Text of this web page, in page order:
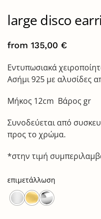
large disco
from 135,00 €
Εντυπωσιακά
Ασήμι 925 με αλυσίδες
Μήκος 12cm Βάρος gr
Συνοδεύεται από
προς το χρώμα.
*στην τιμή
επιμετάλλωση